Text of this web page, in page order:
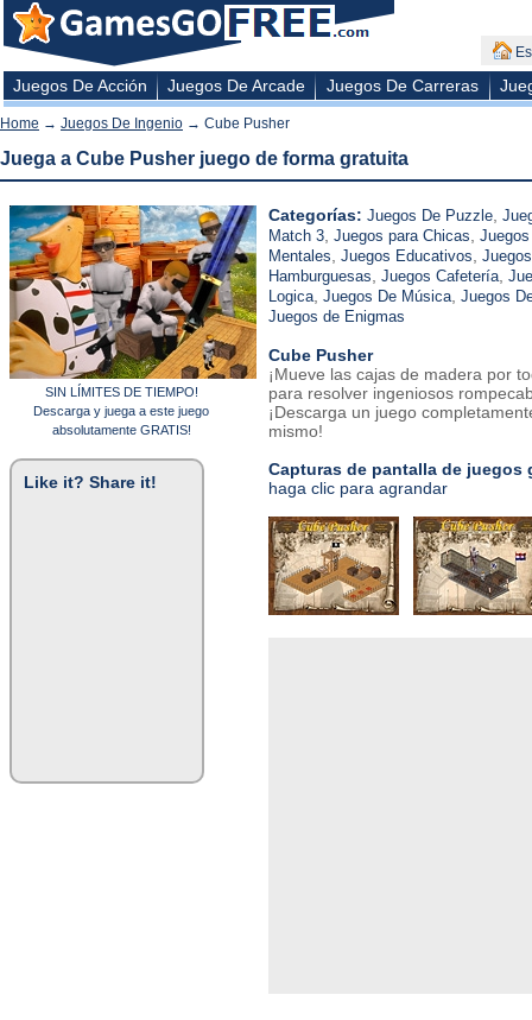
Juegos De Acción Juegos De Arcade Juegos De Carreras
Home → Juegos De Ingenio → Cube Pusher
Juega a Cube Pusher juego de forma gratuita
SIN LÍMITES DE TIEMPO!
Descarga y juega a este juego
absolutamente GRATIS!
Like it? Share it!
Categorías: Juegos De Puzzle
Match 3 Juegos para Chicas
Mentales Juegos Educativos
Hamburguesas Juegos Cafetería
Logica Juegos De Música Juegos
Juegos de Enigmas
Cube Pusher
¡Mueve las cajas de madera por
para resolver ingeniosos
¡Descarga un juego
mismo!
Capturas de pantalla de juegos
haga clic para agrandar